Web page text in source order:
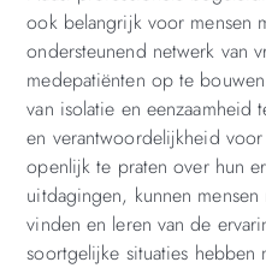
ook belangrijk voor mensen
ondersteunend netwerk van
medepatiënten op te
van isolatie en
en verantwoordelijkheid
openlijk te praten over hun
uitdagingen, kunnen mensen
vinden en leren van de
soortgelijke situaties hebben